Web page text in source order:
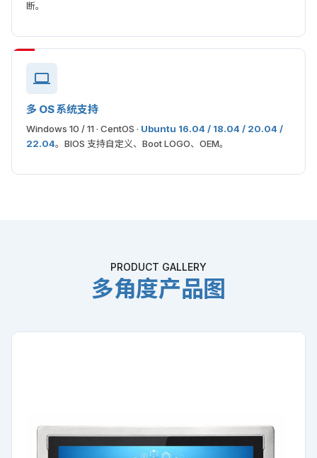
断。
多 OS 系统支持
Windows 10 / 11 · CentOS · Ubuntu 16.04 / 18.04 / 20.04 /
22.04。BIOS 支持自定义、Boot LOGO、OEM。
PRODUCT GALLERY
多角度产品图